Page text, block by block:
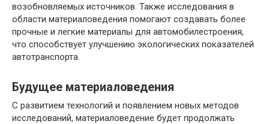
возобновляемых источников. Также исследования в
области материаловедения помогают создавать более
прочные и легкие материалы для автомобилестроения,
что способствует улучшению экологических показателей
автотранспорта.
Будущее материаловедения
С развитием технологий и появлением новых методов
исследований, материаловедение будет продолжать